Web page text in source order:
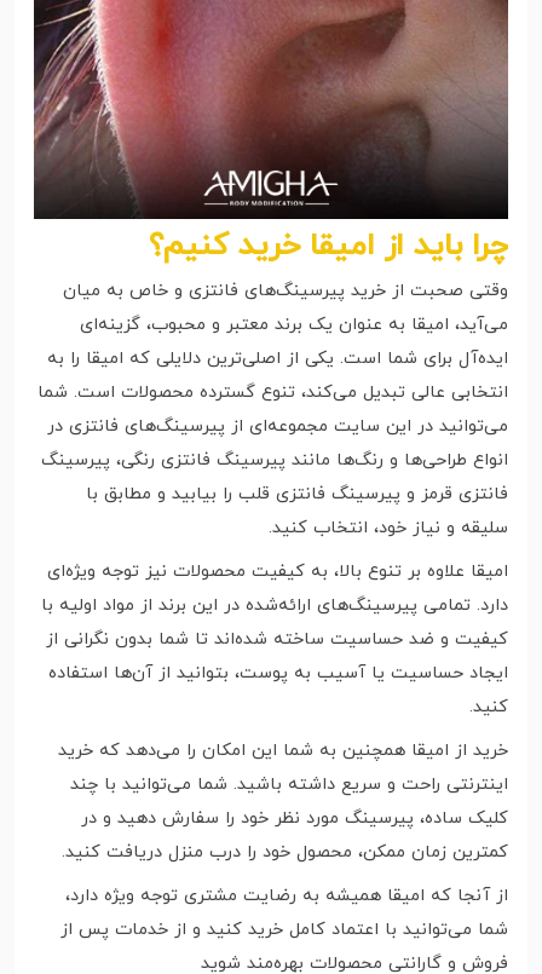
چرا باید از امیقا خرید کنیم؟
وقتی صحبت از خرید پیرسینگ‌های فانتزی و خاص به میان
می‌آید، امیقا به عنوان یک برند معتبر و محبوب، گزینه‌ای
ایده‌آل برای شما است. یکی از اصلی‌ترین دلایلی که امیقا را به
انتخابی عالی تبدیل می‌کند، تنوع گسترده محصولات است. شما
می‌توانید در این سایت مجموعه‌ای از پیرسینگ‌های فانتزی در
انواع طراحی‌ها و رنگ‌ها مانند پیرسینگ فانتزی رنگی، پیرسینگ
فانتزی قرمز و پیرسینگ فانتزی قلب را بیابید و مطابق با
سلیقه و نیاز خود، انتخاب کنید.
امیقا علاوه بر تنوع بالا، به کیفیت محصولات نیز توجه ویژه‌ای
دارد. تمامی پیرسینگ‌های ارائه‌شده در این برند از مواد اولیه با
کیفیت و ضد حساسیت ساخته شده‌اند تا شما بدون نگرانی از
ایجاد حساسیت یا آسیب به پوست، بتوانید از آن‌ها استفاده
کنید.
خرید از امیقا همچنین به شما این امکان را می‌دهد که خرید
اینترنتی راحت و سریع داشته باشید. شما می‌توانید با چند
کلیک ساده، پیرسینگ مورد نظر خود را سفارش دهید و در
کمترین زمان ممکن، محصول خود را درب منزل دریافت کنید.
از آنجا که امیقا همیشه به رضایت مشتری توجه ویژه دارد،
شما می‌توانید با اعتماد کامل خرید کنید و از خدمات پس از
فروش و گارانتی محصولات بهره‌مند شوید